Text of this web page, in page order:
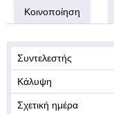
Κοινοποίηση
Συντελεστής
Κάλυψη
Σχετική ημέρα